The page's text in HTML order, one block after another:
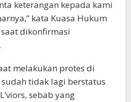
keterangan kepada kami
kata Kuasa Hukum
saat dikonfirmasi
melakukan protes di
tidak lagi berstatus
sebab yang